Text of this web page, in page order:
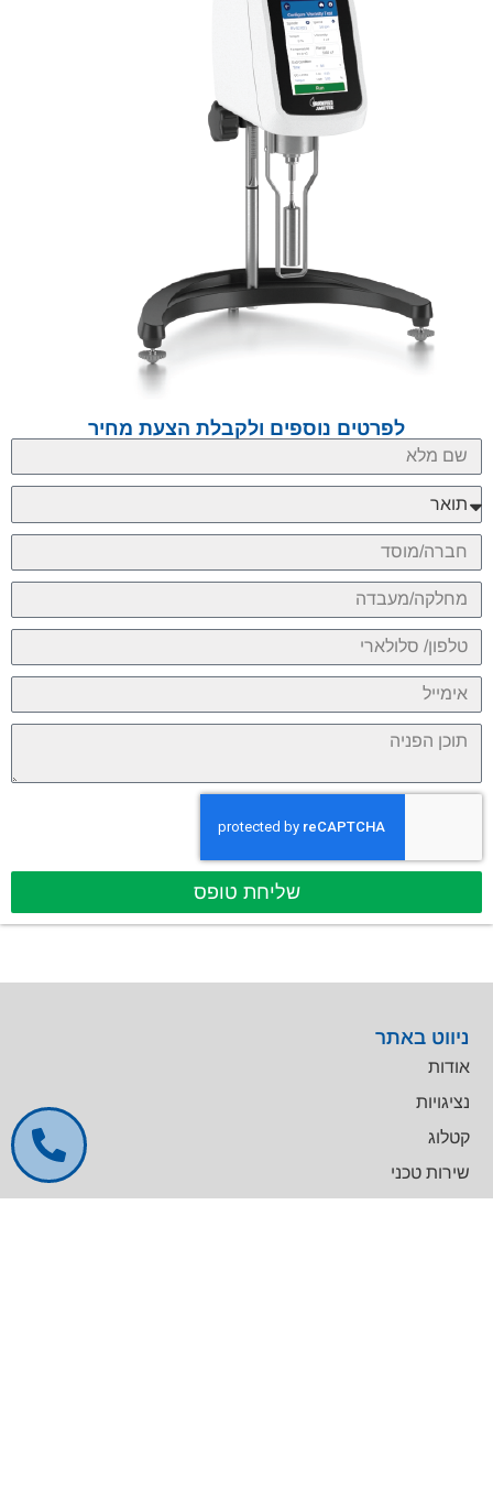
לפרטים נוספים ולקבלת הצעת מחיר
שליחת טופס
ניווט באתר
אודות
נציגויות
קטלוג
שירות טכני